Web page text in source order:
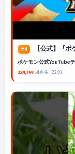
#4 【公式】『
ポケモン公式YouTube
224,368回再生 22:01